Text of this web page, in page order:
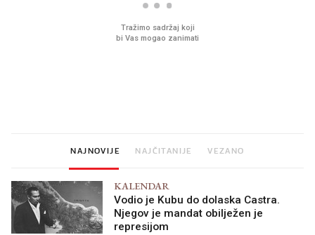
NAJNOVIJE NAJČITANIJE VEZANO
KALENDAR
Vodio je Kubu do dolaska Castra.
Njegov je mandat obilježen je
represijom